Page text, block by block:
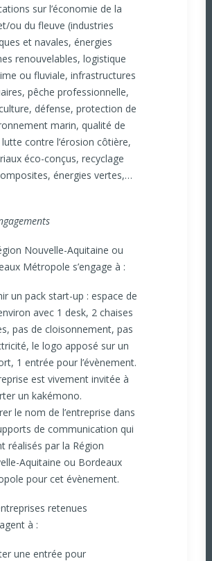
sur l’économie de la
ou du fleuve (industries
et navales, énergies
renouvelables, logistique
ou fluviale, infrastructures
pêche professionnelle,
défense, protection de
marin, qualité de
lutte contre l’érosion côtière,
éco-conçus, recyclage
énergies vertes,…
Nouvelle-Aquitaine ou
Métropole s’engage à :
un pack start-up : espace de
avec 1 desk, 2 chaises
pas de cloisonnement, pas
le logo apposé sur un
1 entrée pour l’évènement.
est vivement invitée à
un kakémono.
le nom de l’entreprise dans
de communication qui
réalisés par la Région
Aquitaine ou Bordeaux
pour cet évènement.
retenues
à :
une entrée pour